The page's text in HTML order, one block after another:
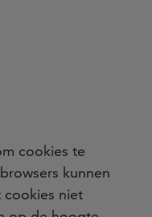
cookies te
kunnen
niet